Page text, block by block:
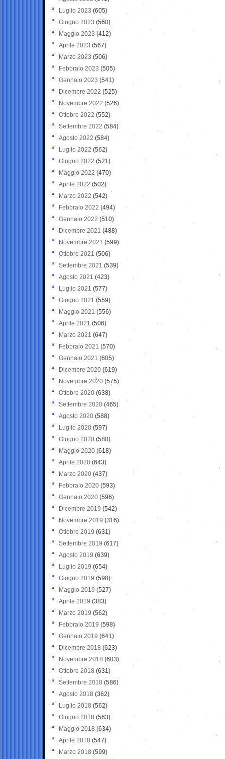
Luglio 2023 (605)
Giugno 2023 (560)
Maggio 2023 (412)
Aprile 2023 (567)
Marzo 2023 (506)
Febbraio 2023 (505)
Gennaio 2023 (541)
Dicembre 2022 (525)
Novembre 2022 (526)
Ottobre 2022 (552)
Settembre 2022 (584)
Agosto 2022 (584)
Luglio 2022 (562)
Giugno 2022 (521)
Maggio 2022 (470)
Aprile 2022 (502)
Marzo 2022 (542)
Febbraio 2022 (494)
Gennaio 2022 (510)
Dicembre 2021 (488)
Novembre 2021 (599)
Ottobre 2021 (506)
Settembre 2021 (539)
Agosto 2021 (423)
Luglio 2021 (577)
Giugno 2021(559)
Maggio 2021 (556)
Aprile 2021 (506)
Marzo 2021 (647)
Febbraio 2021 (570)
Gennaio 2021 (605)
Dicembre 2020 (619)
Novembre 2020 (575)
Ottobre 2020 (638)
Settembre 2020(465)
Agosto 2020 (588)
Luglio 2020 (597)
Giugno 2020 (580)
Maggio 2020 (618)
Aprile 2020 (643)
Marzo 2020 (437)
Febbraio 2020 (593)
Gennaio 2020 (596)
Dicembre 2019 (542)
Novembre 2019 (316)
Ottobre 2019 (631)
Settembre 2019 (617)
Agosto 2019 (639)
Luglio 2019 (654)
Giugno 2019 (598)
Maggio 2019 (527)
Aprile 2019 (383)
Marzo 2019 (562)
Febbraio 2019 (598)
Gennaio 2019 (641)
Dicembre 2018 (623)
Novembre 2018 (603)
Ottobre 2018 (631)
Settembre 2018 (586)
Agosto 2018 (362)
Luglio 2018 (562)
Giugno 2018 (563)
Maggio 2018 (634)
Aprile 2018 (547)
Marzo 2018 (599)